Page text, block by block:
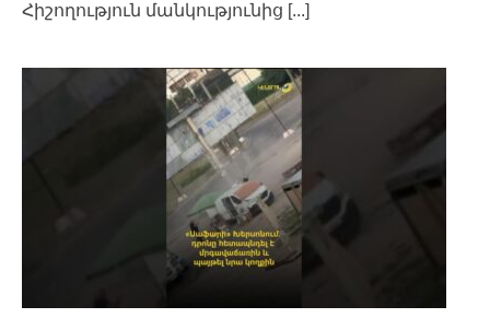
Հիշողություն մանկությունից [...]